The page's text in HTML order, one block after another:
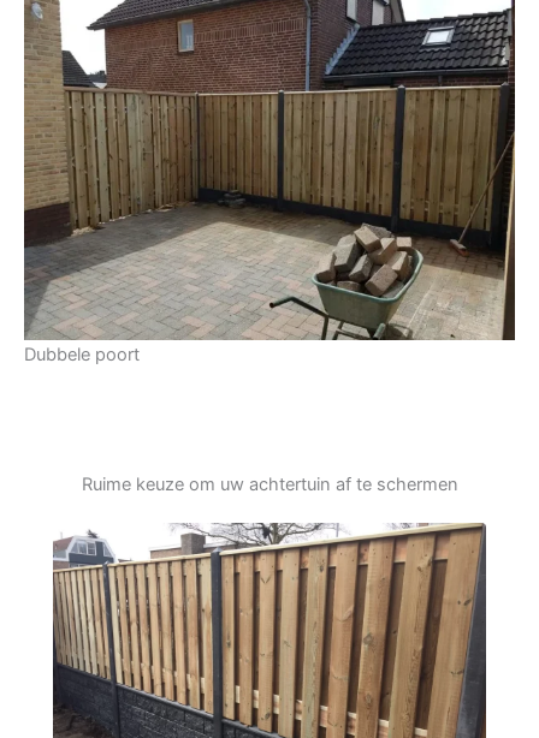
Dubbele poort
Ruime keuze om uw achtertuin af te schermen